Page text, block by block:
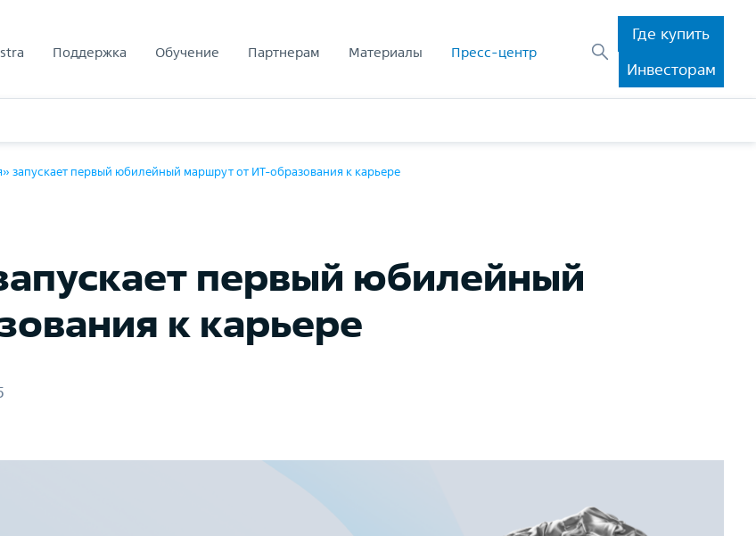
Поддержка Обучение Партнерам Материалы Пресс-центр
Где купить
Инвесторам
запускает первый юбилейный маршрут от ИТ-образования к карьере
первый юбилейный
к карьере